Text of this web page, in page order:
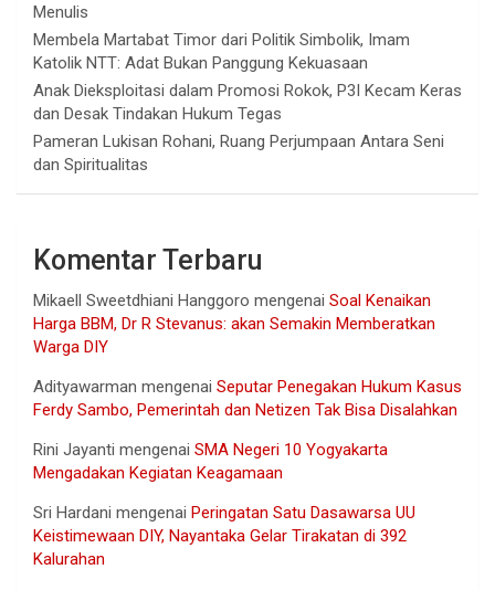
Menulis
Membela Martabat Timor dari Politik Simbolik, Imam
Katolik NTT: Adat Bukan Panggung Kekuasaan
Anak Dieksploitasi dalam Promosi Rokok, P3I Kecam Keras
dan Desak Tindakan Hukum Tegas
Pameran Lukisan Rohani, Ruang Perjumpaan Antara Seni
dan Spiritualitas
Komentar Terbaru
Mikaell Sweetdhiani Hanggoro mengenai Soal Kenaikan
Harga BBM, Dr R Stevanus: akan Semakin Memberatkan
Warga DIY
Adityawarman mengenai Seputar Penegakan Hukum Kasus
Ferdy Sambo, Pemerintah dan Netizen Tak Bisa Disalahkan
Rini Jayanti mengenai SMA Negeri 10 Yogyakarta
Mengadakan Kegiatan Keagamaan
Sri Hardani mengenai Peringatan Satu Dasawarsa UU
Keistimewaan DIY, Nayantaka Gelar Tirakatan di 392
Kalurahan